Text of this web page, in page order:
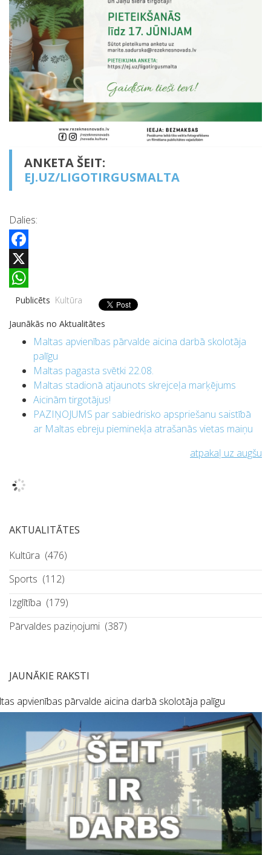
ANKETA ŠEIT:
EJ.UZ/LIGOTIRGUSMALTA
Dalies:
Facebook
X
WhatsApp
Publicēts Kultūra
Jaunākās no Aktualitātes
Maltas apvienības pārvalde aicina darbā skolotāja
palīgu
Maltas pagasta svētki 22.08.
Maltas stadionā atjaunots skrejceļa marķējums
Aicinām tirgotājus!
PAZIŅOJUMS par sabiedrisko apspriešanu saistībā
ar Maltas ebreju pieminekļa atrašanās vietas maiņu
atpakaļ uz augšu
AKTUALITĀTES
Kultūra (476)
Sports (112)
Izglītība (179)
Pārvaldes paziņojumi (387)
JAUNĀKIE RAKSTI
apvienības pārvalde aicina darbā skolotāja palīgu